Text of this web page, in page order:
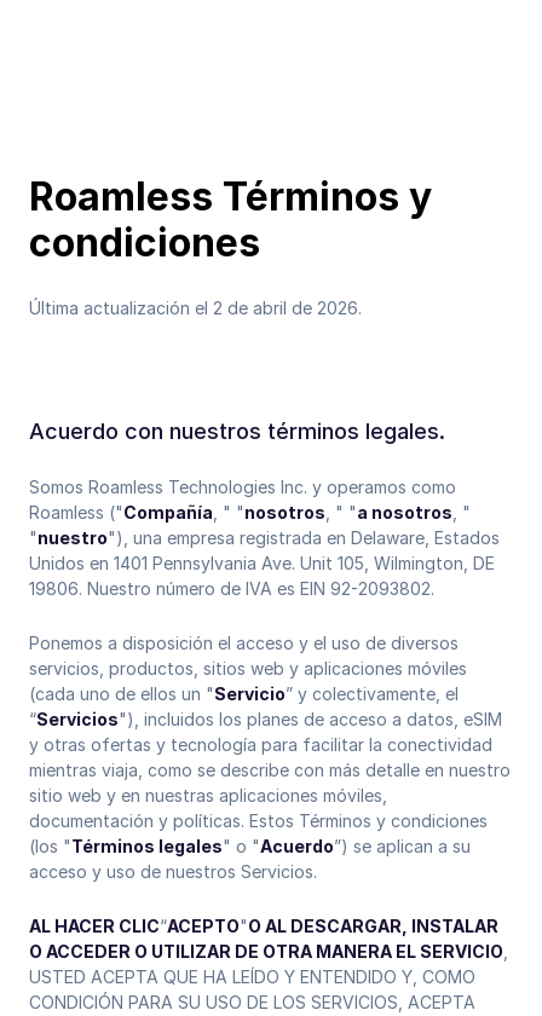
Roamless Términos y
condiciones
Última actualización el 2 de abril de 2026.
Acuerdo con nuestros términos legales.
Somos Roamless Technologies Inc. y operamos como
Roamless ("Compañía , " "nosotros , " "a nosotros , "
"nuestro"), una empresa registrada en Delaware, Estados
Unidos en 1401 Pennsylvania Ave. Unit 105, Wilmington, DE
19806. Nuestro número de IVA es EIN 92-2093802.
Ponemos a disposición el acceso y el uso de diversos
servicios, productos, sitios web y aplicaciones móviles
(cada uno de ellos un "Servicio” y colectivamente, el
“Servicios"), incluidos los planes de acceso a datos, eSIM
y otras ofertas y tecnología para facilitar la conectividad
mientras viaja, como se describe con más detalle en nuestro
sitio web y en nuestras aplicaciones móviles,
documentación y políticas. Estos Términos y condiciones
(los "Términos legales" o "Acuerdo”) se aplican a su
acceso y uso de nuestros Servicios.
AL HACER CLIC“ACEPTO"O AL DESCARGAR, INSTALAR
O ACCEDER O UTILIZAR DE OTRA MANERA EL SERVICIO
USTED ACEPTA QUE HA LEÍDO Y ENTENDIDO Y, COMO
CONDICIÓN PARA SU USO DE LOS SERVICIOS, ACEPTA